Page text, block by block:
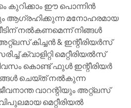
കുറിക്കാം ഈ പൊന്നിൻ
ആഗ്രഹിക്കുന്ന മനോഹരമായ
നൽകണമെന്ന് നിങ്ങൾ
കിച്ചൻ & ഇന്റീരിയർസ്
ക്വാളിറ്റി മെറ്റീരിയൽസ്
കൊണ്ട് ഫുൾ ഇന്റീരിയർ
ചെയ്ത് നൽകുന്ന
വാറന്റിയും അറ്റ്ലസ്
മെറ്റീരിയൽ